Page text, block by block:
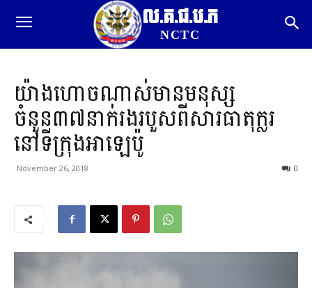
ល.គ.ជ.ប.ភ
NCTC
យ៉ាងហោចណាស់មានមនុស្ស
ចំនួន៣៧នាក់រងរបួសពីសារធាតុក្លរ
នៅទីក្រុងអាឡេប៉ូ
November 26, 2018 0